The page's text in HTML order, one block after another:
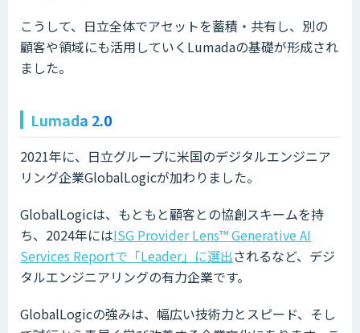
こうして、日立全体でアセットを蓄積・共有し、別の
顧客や領域にも活用していくLumadaの基礎が形成され
ました。
Lumada 2.0
2021年に、日立グループに米国のデジタルエンジニア
リング企業GlobalLogicが加わりました。
GlobalLogicは、もともと顧客との協創スキームを持
ち、2024年にはISG Provider Lens™ Generative AI
Services Reportで「Leader」に選出されるなど、デジ
タルエンジニアリングの有力企業です。
GlobalLogicの強みは、幅広い技術力とスピード、そし